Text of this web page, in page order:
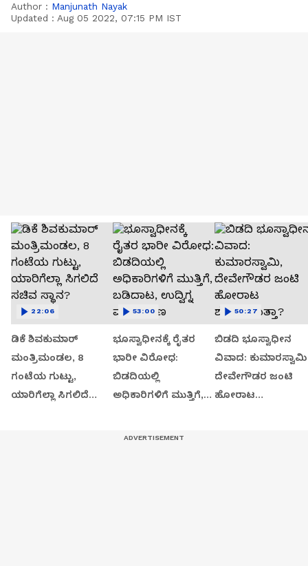
Author : Manjunath Nayak
Updated : Aug 05 2022, 07:15 PM IST
ಡಿಕೆ ಶಿವಕುಮಾರ್
ಮಂತ್ರಿಮಂಡಲ, 8
ಗಂಟೆಯ ಗುಟ್ಟು,
ಯಾರಿಗೆಲ್ಲಾ ಸಿಗಲಿದೆ
22:06
ಭೂಸ್ವಾಧೀನಕ್ಕೆ ರೈತರ
ಭಾರೀ ವಿರೋಧ:
ಬಿಡದಿಯಲ್ಲಿ
ಅಧಿಕಾರಿಗಳಿಗೆ ಮುತ್ತಿಗೆ,
53:00
ಬಿಡದಿ ಭೂಸ್ವಾಧೀನ
ವಿವಾದ:
ದೇವೇಗೌಡರ ಜಂಟಿ
ಹೋರಾಟ
50:27